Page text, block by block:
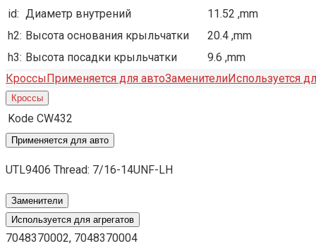
id: Диаметр внутрений
11.52 ,mm
h2: Высота основания крыльчатки
20.4 ,mm
h3: Высота посадки крыльчатки
9.6 ,mm
Кроссы Применяется для автоЗаменителиИспользуется
Кроссы
Kode CW432
Применяется для авто
UTL9406 Thread: 7/16-14UNF-LH
Заменители
Используется для агрегатов
7048370002, 7048370004